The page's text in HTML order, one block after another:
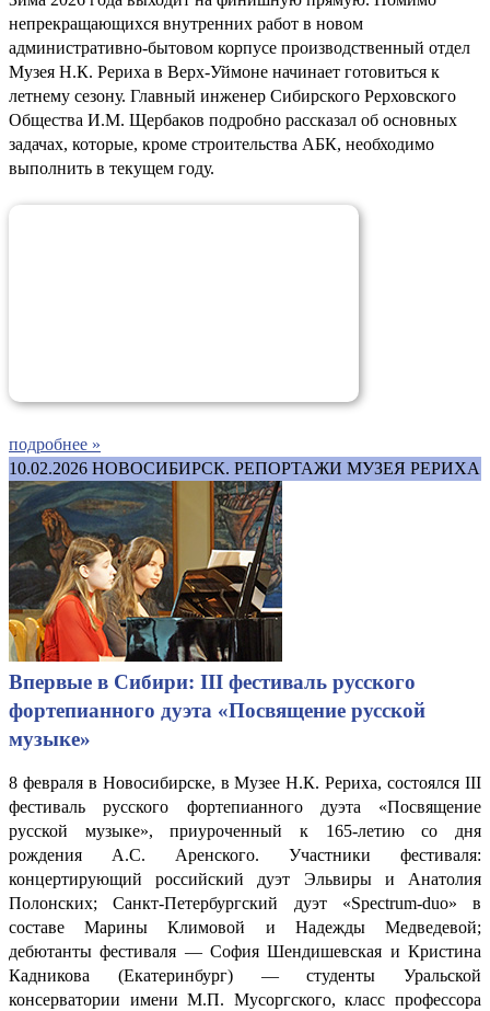
непрекращающихся внутренних работ в новом
административно-бытовом корпусе производственный отдел
Музея Н.К. Рериха в Верх-Уймоне начинает готовиться к
летнему сезону. Главный инженер Сибирского Рерховского
Общества И.М. Щербаков подробно рассказал об основных
задачах, которые, кроме строительства АБК, необходимо
выполнить в текущем году.
подробнее »
10.02.2026 НОВОСИБИРСК. РЕПОРТАЖИ МУЗЕЯ РЕРИХА
Впервые в Сибири: III фестиваль русского
фортепианного дуэта «Посвящение русской
музыке»
8 февраля в Новосибирске, в Музее Н.К. Рериха, состоялся III
фестиваль русского фортепианного дуэта «Посвящение
русской музыке», приуроченный к 165-летию со дня
рождения А.С. Аренского. Участники фестиваля:
концертирующий российский дуэт Эльвиры и Анатолия
Полонских; Санкт-Петербургский дуэт «Spectrum-duo» в
составе Марины Климовой и Надежды Медведевой;
дебютанты фестиваля — София Шендишевская и Кристина
Кадникова (Екатеринбург) — студенты Уральской
консерватории имени М.П. Мусоргского, класс профессора